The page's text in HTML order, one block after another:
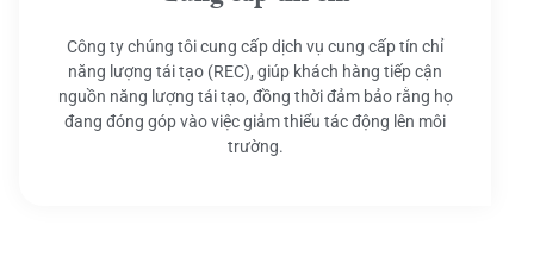
Công ty chúng tôi cung cấp dịch vụ cung cấp tín chỉ
năng lượng tái tạo (REC), giúp khách hàng tiếp cận
nguồn năng lượng tái tạo, đồng thời đảm bảo rằng họ
đang đóng góp vào việc giảm thiểu tác động lên môi
trường.